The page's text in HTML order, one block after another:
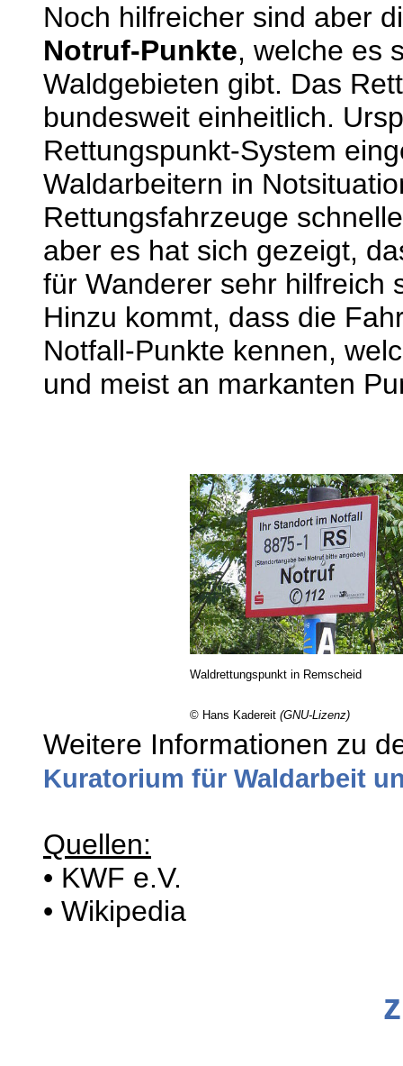
Noch hilfreicher sind aber
Notruf-Punkte, welche es
Waldgebieten gibt. Das
bundesweit einheitlich.
Rettungspunkt-System
Waldarbeitern in
Rettungsfahrzeuge
aber es hat sich gezeigt,
für Wanderer sehr hilfreich
Hinzu kommt, dass die
Notfall-Punkte kennen,
und meist an markanten
Waldrettungspunkt in Remscheid
© Hans Kadereit (GNU-Lizenz)
Weitere Informationen zu
Kuratorium für Waldarbeit
Quellen:
• KWF e.V.
• Wikipedia